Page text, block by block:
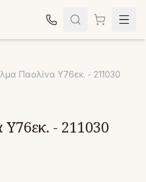
Παολίνα Υ76εκ. - 211030
- 211030